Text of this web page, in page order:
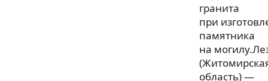
гранита
при
памятника
на
область) —